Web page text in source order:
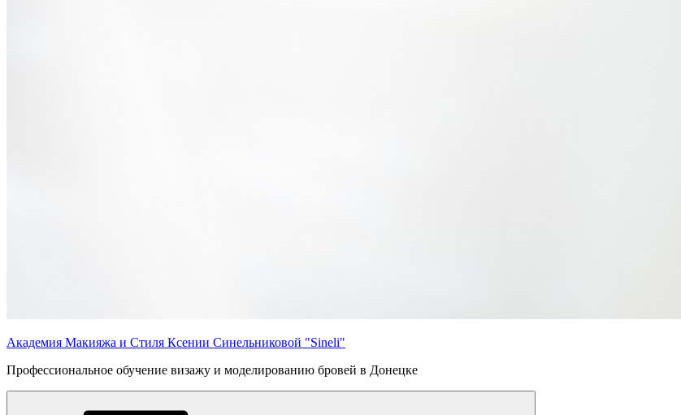
Академия Макияжа и Стиля Ксении Синельниковой "Sineli"
Профессиональное обучение визажу и моделированию бровей в Донецке